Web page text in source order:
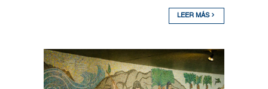
LEER MÁS